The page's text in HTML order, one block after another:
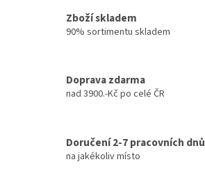
s
Zboží skladem
90% sortimentu skladem
Doprava zdarma
nad 3900.-Kč po celé ČR
Doručení 2-7 pracovních dnů
na jakékoliv místo